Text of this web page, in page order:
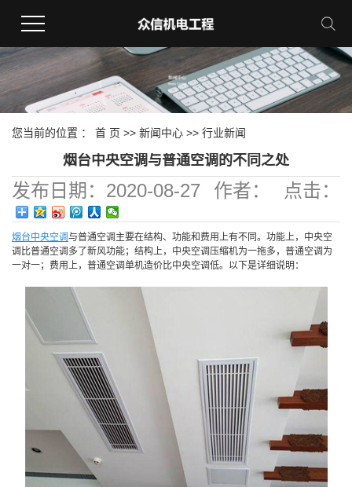
您当前的位置 ： 首 页 >> 新闻中心 >> 行业新闻
烟台中央空调与普通空调的不同之处
发布日期： 2020-08-27 作者：
点击：
571
烟台中央空调与普通空调主要在结构、功能和费用上有不同。功能上，中央空
调比普通空调多了新风功能；结构上，中央空调压缩机为一拖多，普通空调为
一对一；费用上，普通空调单机造价比中央空调低。以下是详细说明：